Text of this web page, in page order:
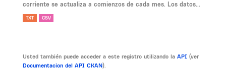
corriente se actualiza a comienzos de cada mes. Los datos...
TXT CSV
Usted también puede acceder a este registro utilizando la API (ver
Documentacion del API CKAN).